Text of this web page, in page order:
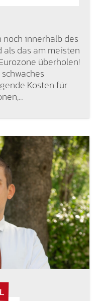
innerhalb des
als das am meisten
überholen!
Kosten für